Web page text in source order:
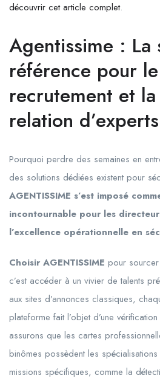
découvrir cet article complet.
Agentissime : La
référence pour le
recrutement et
relation d’experts
Pourquoi perdre des semaines en
des solutions dédiées existent pour
AGENTISSIME s’est imposé
incontournable pour les
l’excellence opérationnelle en
Choisir AGENTISSIME pour
c’est accéder à un vivier de talents
aux sites d’annonces classiques,
plateforme fait l’objet d’une
assurons que les cartes
binômes possèdent les
missions spécifiques, comme la